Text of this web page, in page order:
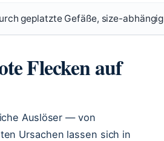
geplatzte Gefäße, size-abhängig
Flecken auf
Auslöser — von
Ursachen lassen sich in